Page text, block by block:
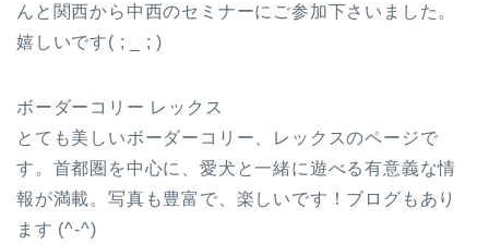
んと関西から中西のセミナーにご参加下さいました。
嬉しいです( ; _ ; )
ボーダーコリー レックス
とても美しいボーダーコリー、レックスのページで
す。首都圏を中心に、愛犬と一緒に遊べる有意義な情
報が満載。写真も豊富で、楽しいです！ブログもあり
ます (^-^)